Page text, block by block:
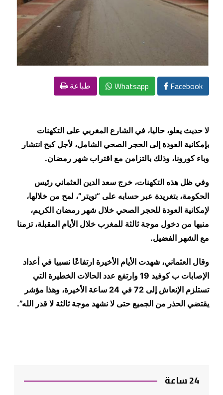
Facebook
Whatsapp طباعة
لا حديث يعلو، حاليا، في الشارع المغربي على التكهنات
بإمكانية العودة إلى الحجر الصحي الشامل، لأجل كبح انتشار
وباء كورونا، وذلك بالتزامن مع اقتراب شهر رمضان.
وفي ظل هذه التكهنات، خرج سعد الدين العثماني رئيس
الحكومة، بتغريدة عبر حسابه على “تويتر”، لمح من خلالها،
لإمكانية العودة للحجر الصحي خلال شهر رمضان الكريم،
منبها من دخول موجة ثالثة للمغرب خلال الأيام المقبلة، تزمنا
مع الشهر الفضيل.
وقال العثماني، شهدت الأيام الأخيرة ارتفاعًا نسبيا في أعداد
الإصابات ب كوفيد 19 وارتفع عدد الحالات الخطيرة التي
تستلزم الإنعاش إلى 72 في 24 ساعة الأخيرة، وهذا مؤشر
يقتضي الحذر من الجميع حتى لا نشهد موجة ثالثة لا قدر الله”.
24 ساعة